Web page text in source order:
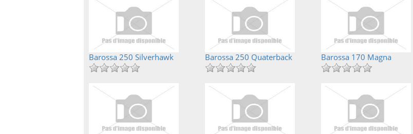
Barossa 250 Silverhawk Barossa 250 Quaterback Barossa 170 Magna